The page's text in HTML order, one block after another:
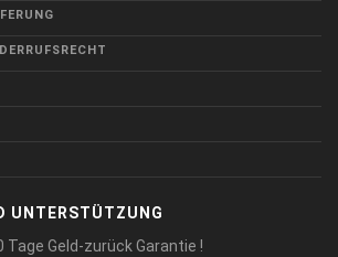
UNTERSTÜTZUNG
Tage Geld-zurück Garantie !